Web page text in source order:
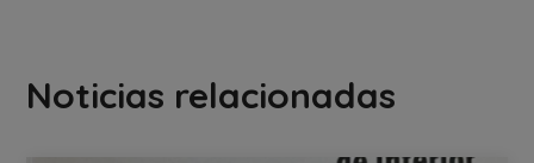
Noticias relacionadas